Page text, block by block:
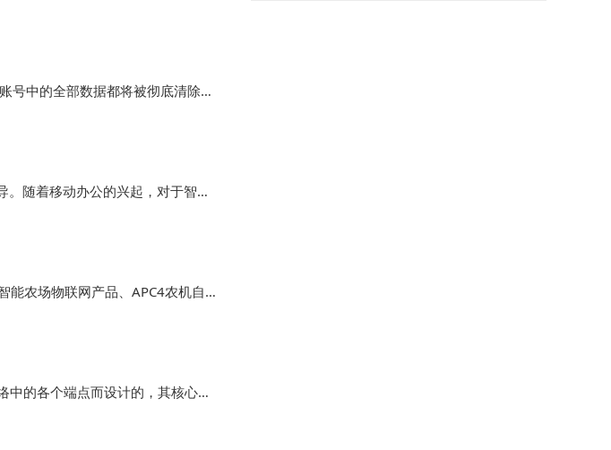
搞定了…
号中的全部数据都将被彻底清除。
…
随着移动办公的兴起，对于智能
是 “一次性…
农场物联网产品、APC4农机自驾
的各个端点而设计的，其核心目